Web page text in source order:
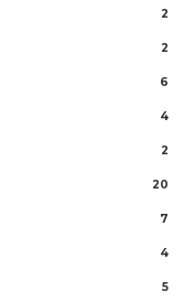
2
2
6
4
2
20
7
4
5